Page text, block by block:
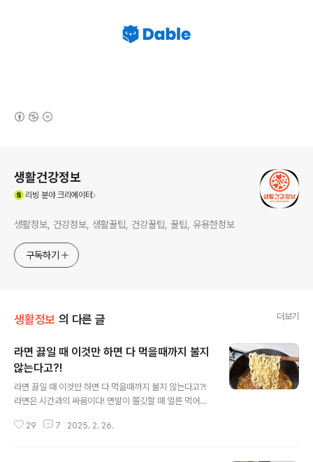
생활건강정보
리빙 분야 크리에이터
생활정보, 건강정보, 생활꿀팁, 건강꿀팁, 꿀팁, 유용한정보
구독하기
생활정보 의 다른 글 더보기
라면 끓일 때 이것만 하면 다 먹을때까지 불지
않는다고?!
라면 끓일 때 이것만 하면 다 먹을때까지 불지 않는다고?!
라면은 시간과의 싸움이다! 면발이 쫄깃할 때 얼른 먹어
또, 라면 조리 시간을 잘못 맞춰서 먹기도 전에 팅팅 불
29 7 2025. 2. 26.